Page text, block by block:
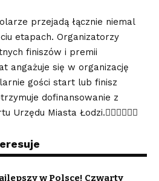
przejadą łącznie niemal
etapach. Organizatorzy
finiszów i premii
angażuje się w organizację
gości start lub finisz
dofinansowanie z
Urzędu Miasta Łodzi.
w Polsce! Czwarty